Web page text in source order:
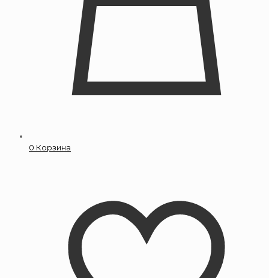
0 Корзина